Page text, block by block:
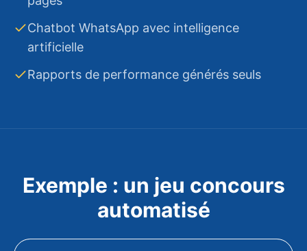
Chatbot WhatsApp avec intelligence
artificielle
Rapports de performance générés seuls
Exemple : un jeu concours
automatisé